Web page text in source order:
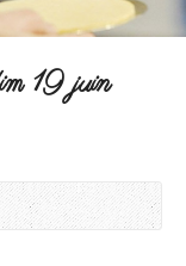
19 juin